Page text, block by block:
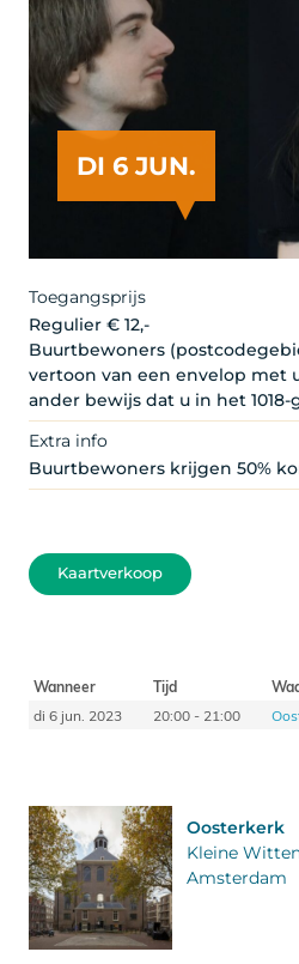
DI 6 JUN.
Toegangsprijs
Regulier € 12,-
Buurtbewoners
vertoon van een envelop met
ander bewijs dat u in het
Extra info
Buurtbewoners krijgen 50%
Kaartverkoop
Wanneer Tijd
di 6 jun. 2023
20:00 - 21:00
Oosterkerk
Kleine
Amsterdam